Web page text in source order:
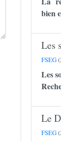
bien
Les
FSEG
Les
Le
FSEG